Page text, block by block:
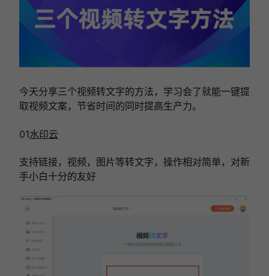
今天分享三个视频转文字的方法，学习会了就能一键提
取视频文案，节省时间的同时提高生产力。
01水印云
支持链接，视频，图片等转文字 ，操作相对简单，对新
手小白十分的友好